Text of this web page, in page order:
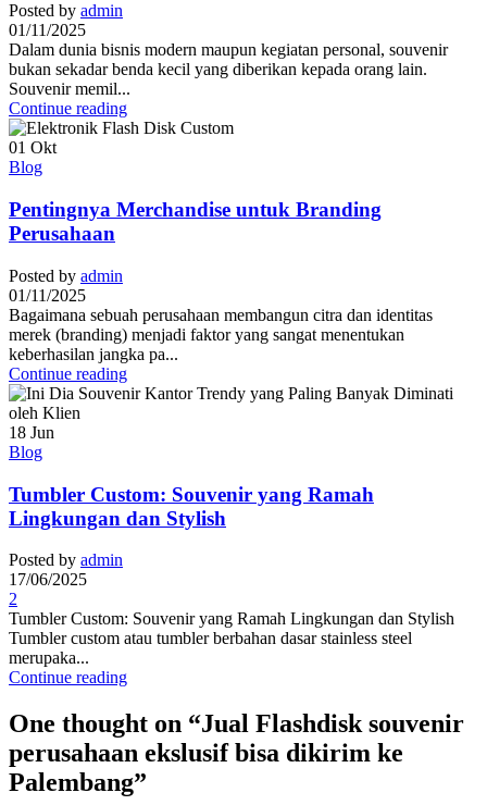
Posted by admin
01/11/2025
Dalam dunia bisnis modern maupun kegiatan personal, souvenir
bukan sekadar benda kecil yang diberikan kepada orang lain.
Souvenir memil...
Continue reading
01 Okt
Blog
Pentingnya Merchandise untuk Branding
Perusahaan
Posted by admin
01/11/2025
Bagaimana sebuah perusahaan membangun citra dan identitas
merek (branding) menjadi faktor yang sangat menentukan
keberhasilan jangka pa...
Continue reading
18 Jun
Blog
Tumbler Custom: Souvenir yang Ramah
Lingkungan dan Stylish
Posted by admin
17/06/2025
2
Tumbler Custom: Souvenir yang Ramah Lingkungan dan Stylish
Tumbler custom atau tumbler berbahan dasar stainless steel
merupaka...
Continue reading
One thought on “Jual Flashdisk souvenir
perusahaan ekslusif bisa dikirim ke
Palembang”